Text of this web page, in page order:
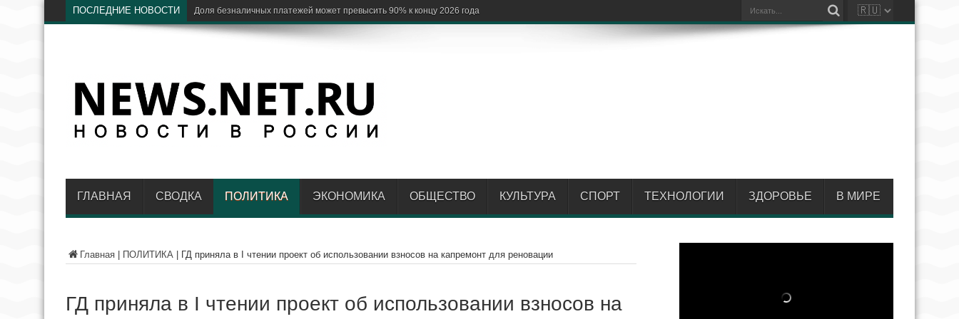
ПОСЛЕДНИЕ НОВОСТИ ЦБ
ГЛАВНАЯ СВОДКА ПОЛИТИКА ЭКОНОМИКА ОБЩЕСТВО КУЛЬТУРА СПОРТ ТЕХНОЛОГИИ ЗДОРОВЬЕ В МИРЕ
Главная ПОЛИТИКА ГД приняла в I чтении проект об использовании взносов на капремонт для реновации
ГД приняла в I чтении проект об использовании взносов на